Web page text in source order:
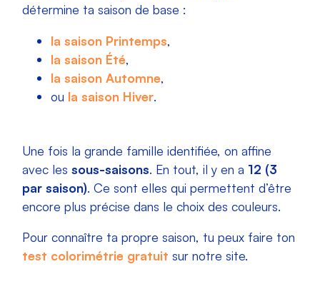
détermine ta saison de base :
la saison Printemps,
la saison Été,
la saison Automne,
ou la saison Hiver.
Une fois la grande famille identifiée, on affine
avec lessous-saisons. En tout, il y en a 12 (3
par saison). Ce sont elles qui permettent d’être
encore plus précise dans le choix des couleurs.
Pour connaître ta propre saison, tu peux faire ton
test colorimétrie gratuit sur notre site.